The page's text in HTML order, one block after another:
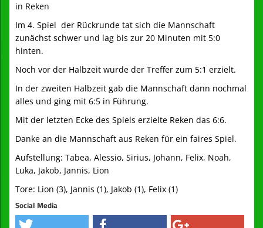
in Reken
Im 4. Spiel der Rückrunde tat sich die Mannschaft
zunächst schwer und lag bis zur 20 Minuten mit 5:0
hinten.
Noch vor der Halbzeit wurde der Treffer zum 5:1 erzielt.
In der zweiten Halbzeit gab die Mannschaft dann nochmal
alles und ging mit 6:5 in Führung.
Mit der letzten Ecke des Spiels erzielte Reken das 6:6.
Danke an die Mannschaft aus Reken für ein faires Spiel.
Aufstellung: Tabea, Alessio, Sirius, Johann, Felix, Noah,
Luka, Jakob, Jannis, Lion
Tore: Lion (3), Jannis (1), Jakob (1), Felix (1)
Social Media